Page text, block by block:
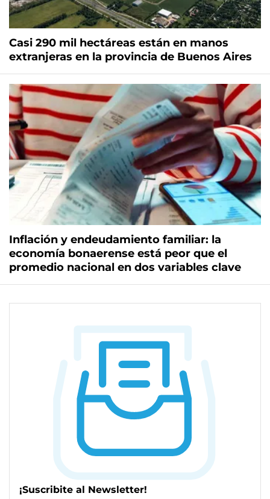
Casi 290 mil hectáreas están en manos
extranjeras en la provincia de Buenos Aires
Inflación y endeudamiento familiar: la
economía bonaerense está peor que el
promedio nacional en dos variables clave
¡Suscribite al Newsletter!